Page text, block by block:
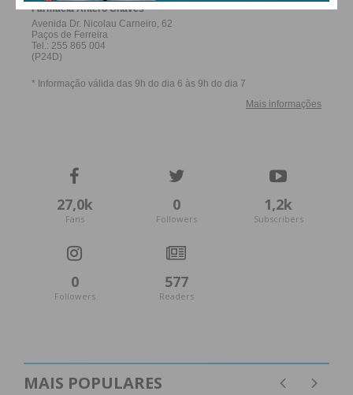
Eu li e concordo com os
27,0k
Fans
0
Followers
1,2k
Subscribers
0
Followers
577
Readers
MAIS POPULARES